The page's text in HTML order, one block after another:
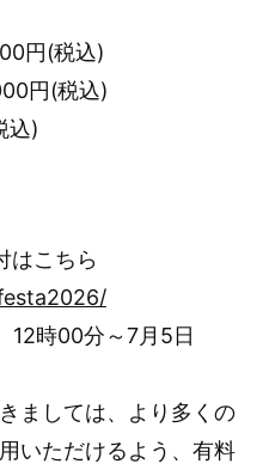
円(税込)
円(税込)
込)
はこちら
12時00分～7月5日
ましては、より多くの
いただけるよう、有料